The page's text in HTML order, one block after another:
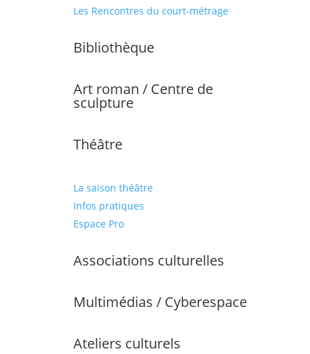
Les Rencontres du court-métrage
Bibliothèque
Art roman / Centre de
sculpture
Théâtre
La saison théâtre
Infos pratiques
Espace Pro
Associations culturelles
Multimédias / Cyberespace
Ateliers culturels